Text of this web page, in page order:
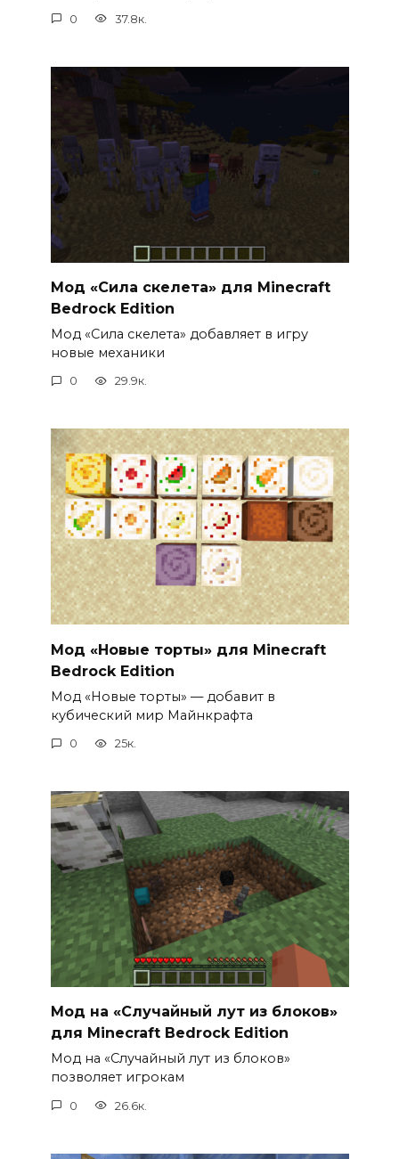
0 37.8к.
Мод «Сила скелета» для Minecraft
Bedrock Edition
Мод «Сила скелета» добавляет в игру
новые механики
0 29.9к.
Мод «Новые торты» для Minecraft
Bedrock Edition
Мод «Новые торты» — добавит в
кубический мир Майнкрафта
0 25к.
Мод на «Случайный лут из блоков»
для Minecraft Bedrock Edition
Мод на «Случайный лут из блоков»
позволяет игрокам
0 26.6к.